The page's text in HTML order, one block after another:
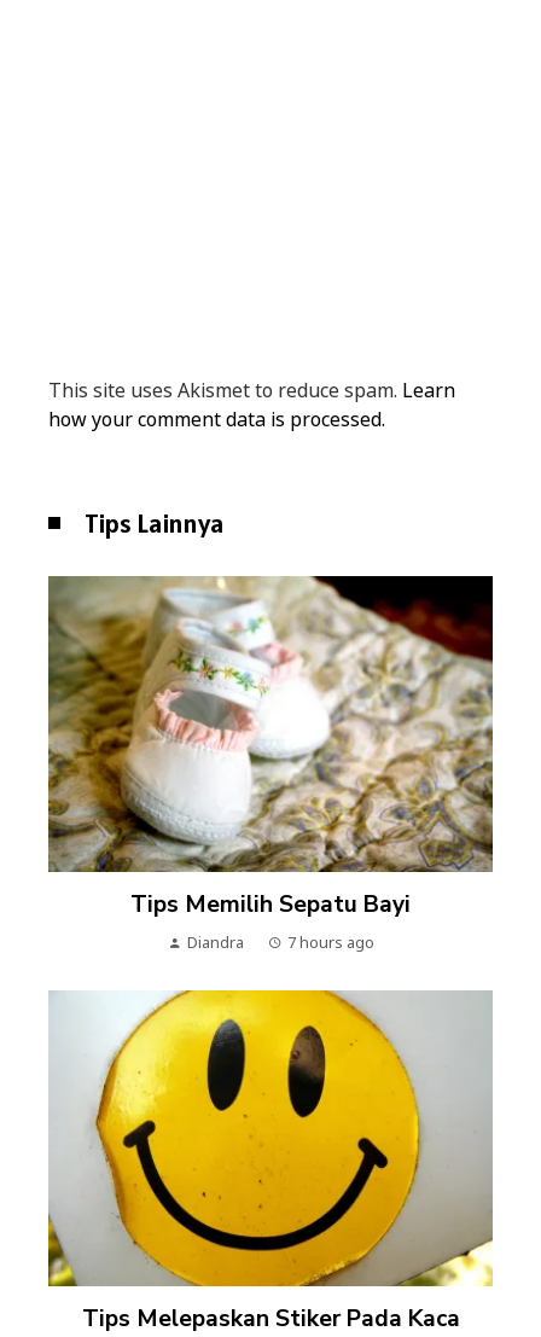
This site uses Akismet to reduce spam. Learn
how your comment data is processed.
Tips Lainnya
Tips Memilih Sepatu Bayi
Diandra 7 hours ago
Tips Melepaskan Stiker Pada Kaca